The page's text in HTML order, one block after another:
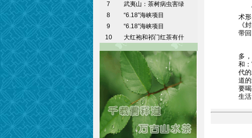
7
武夷山：茶树病虫害绿
8
“6.18”海峡项目
9
“6.18”海峡项目
10
大红袍和祁门红茶有什
“
术
《
带
日
多
和
代
道
要
生